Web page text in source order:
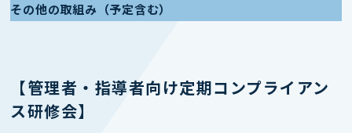
その他の取組み（予定含む）
【管理者・指導者向け定期コンプライアン
ス研修会】